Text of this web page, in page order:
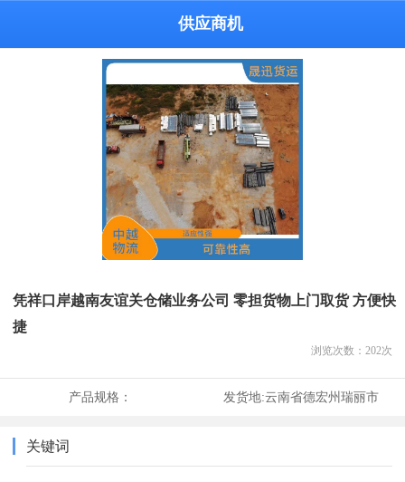
供应商机
凭祥口岸越南友谊关仓储业务公司 零担货物上门取货 方便快
捷
浏览次数： 202次
产品规格： 发货地:云南省德宏州瑞丽市
关键词